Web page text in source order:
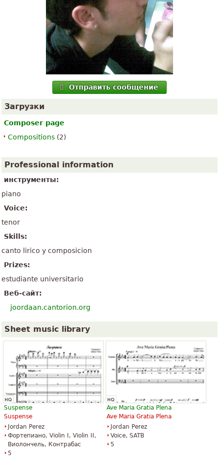
Отправить сообщение
Загрузки
Composer page
Compositions (2)
Professional information
инструменты:
piano
Voice:
tenor
Skills:
canto lirico y composicion
Prizes:
estudiante universitario
Веб-сайт:
joordaan.cantorion.org
Sheet music library
Suspense
Suspense
Jordan Perez
Фортепиано, Violin I, Violin II,
Виолончель, Контрабас
5
Ave Maria Gratia Plena
Ave Maria Gratia Plena
Jordan Perez
Voice, SATB
5